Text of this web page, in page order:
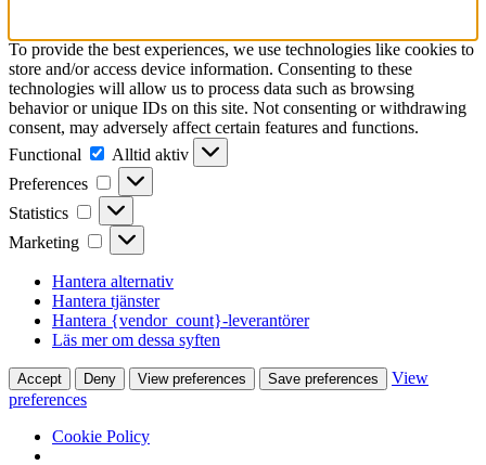
To provide the best experiences, we use technologies like cookies to
store and/or access device information. Consenting to these
technologies will allow us to process data such as browsing
behavior or unique IDs on this site. Not consenting or withdrawing
consent, may adversely affect certain features and functions.
Functional
Functional
Alltid aktiv
Preferences
Preferences
Statistics Statistics
Marketing Marketing
Hantera alternativ
Hantera tjänster
Hantera {vendor_count}-leverantörer
Läs mer om dessa syften
Accept Deny View preferences Save preferences
View
preferences
Cookie Policy